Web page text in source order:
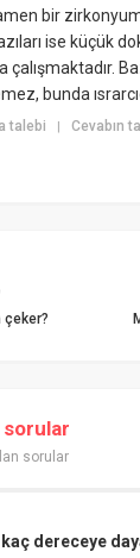
bir
ise küçük
bunda
talebi |Cevabın
çeker?
sorular
dereceye